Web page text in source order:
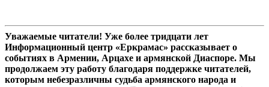
Уважаемые читатели! Уже более тридцати лет
Информационный центр «Еркрамас» рассказывает о
событиях в Армении, Арцахе и армянской Диаспоре. Мы
продолжаем эту работу благодаря поддержке читателей,
которым небезразличны судьба армянского народа и